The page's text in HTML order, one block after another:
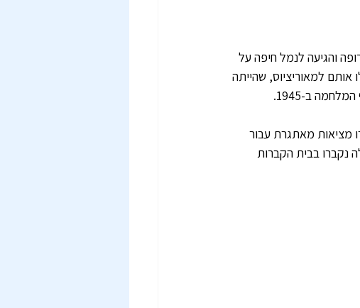
באירופה והגיעה לנמל חיפה על
למאוריציוס, שהייתה
ב-1945.
מציאות מאתגרת עבור
וטיפוס. אלה נקברו בבית הקברות